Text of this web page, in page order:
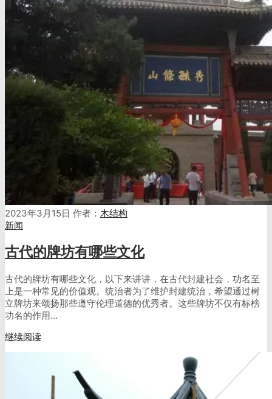
2023年3月15日 作者： 木结构
新闻
古代的牌坊有哪些文化
古代的牌坊有哪些文化，以下来讲讲，在古代封建社会，功名至
上是一种常见的价值观。统治者为了维护封建统治，希望通过树
立牌坊来颂扬那些遵守伦理道德的优秀者。这些牌坊不仅有标榜
功名的作用…
继续阅读